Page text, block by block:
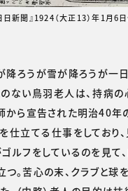
日新聞』1924（大正13）年1月6
降ろうが雪が降ろうが一
ない鳥羽老人は、持病
から宣告された明治40年
仕立てる仕事をしており
ルフをしているのを見て
つ。苦心の末、クラブと球